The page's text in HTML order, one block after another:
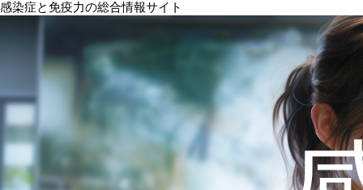
感染症と免疫力の総合情報サイト